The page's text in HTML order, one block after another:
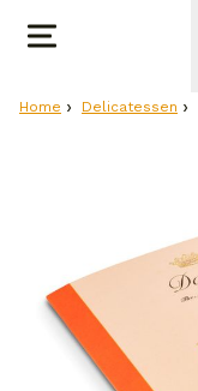
Home Delicatessen